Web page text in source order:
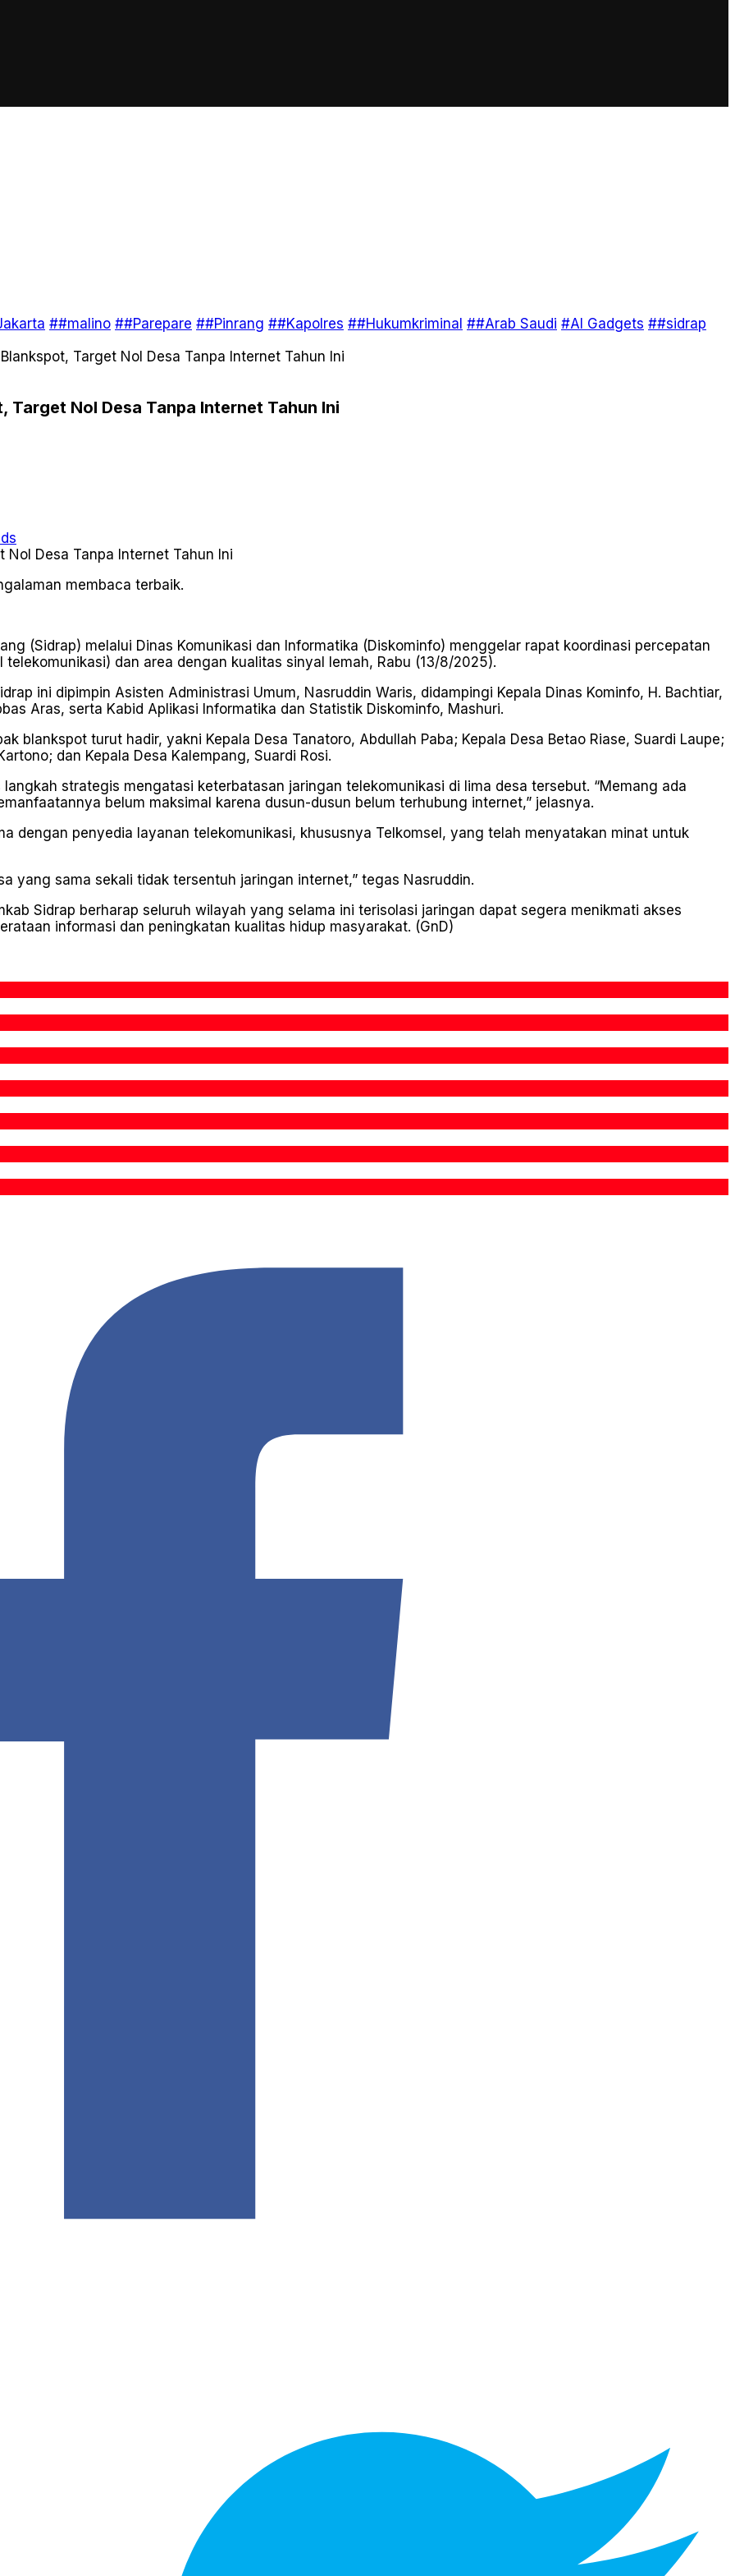
##malino ##Parepare ##Pinrang ##Kapolres ##Hukumkriminal ##Arab Saudi #AI Gadgets ##sidrap
Target Nol Desa Tanpa Internet Tahun Ini
Target Nol Desa Tanpa Internet Tahun Ini
membaca terbaik.
(Sidrap) melalui Dinas Komunikasi dan Informatika (Diskominfo) menggelar rapat koordinasi percepatan
dan area dengan kualitas sinyal lemah, Rabu (13/8/2025).
ini dipimpin Asisten Administrasi Umum, Nasruddin Waris, didampingi Kepala Dinas Kominfo, H. Bachtiar,
Aras, serta Kabid Aplikasi Informatika dan Statistik Diskominfo, Mashuri.
blankspot turut hadir, yakni Kepala Desa Tanatoro, Abdullah Paba; Kepala Desa Betao Riase, Suardi Laupe;
dan Kepala Desa Kalempang, Suardi Rosi.
strategis mengatasi keterbatasan jaringan telekomunikasi di lima desa tersebut. “Memang ada
belum maksimal karena dusun-dusun belum terhubung internet,” jelasnya.
dengan penyedia layanan telekomunikasi, khususnya Telkomsel, yang telah menyatakan minat untuk
yang sama sekali tidak tersentuh jaringan internet,” tegas Nasruddin.
Sidrap berharap seluruh wilayah yang selama ini terisolasi jaringan dapat segera menikmati akses
informasi dan peningkatan kualitas hidup masyarakat. (GnD)